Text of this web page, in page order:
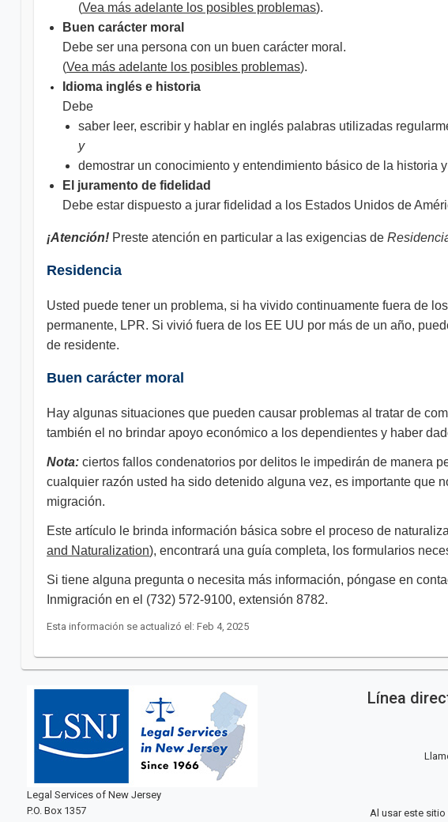
(Vea más adelante los posibles problemas).
Buen carácter moral
Debe ser una persona con un buen carácter moral.
(Vea más adelante los posibles problemas).
Idioma inglés e historia
Debe
saber leer, escribir y hablar en inglés palabras utilizadas
y
demostrar un conocimiento y entendimiento básico de la
El juramento de fidelidad
Debe estar dispuesto a jurar fidelidad a los Estados Unidos de
¡Atención! Preste atención en particular a las exigencias de
Residencia
Usted puede tener un problema, si ha vivido continuamente fuera de
permanente, LPR. Si vivió fuera de los EE UU por más de un año,
de residente.
Buen carácter moral
Hay algunas situaciones que pueden causar problemas al tratar de
también el no brindar apoyo económico a los dependientes y haber
Nota: ciertos fallos condenatorios por delitos le impedirán de manera
cualquier razón usted ha sido detenido alguna vez, es importante
migración.
Este artículo le brinda información básica sobre el proceso de
and Naturalization), encontrará una guía completa, los formularios
Si tiene alguna pregunta o necesita más información, póngase en
Inmigración en el (732) 572-9100, extensión 8782. ​
Esta información se actualizó el: Feb 4, 2025
Legal Services of New Jersey
P.O. Box 1357
Línea
Al usar este